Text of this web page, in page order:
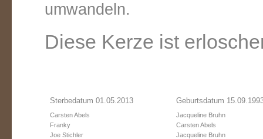
umwandeln.
Diese Kerze ist
Sterbedatum 01.05.2013
Carsten Abels
Franky
Joe Stichler
Geburtsdatum
Jacqueline Bruhn
Carsten Abels
Jacqueline Bruhn